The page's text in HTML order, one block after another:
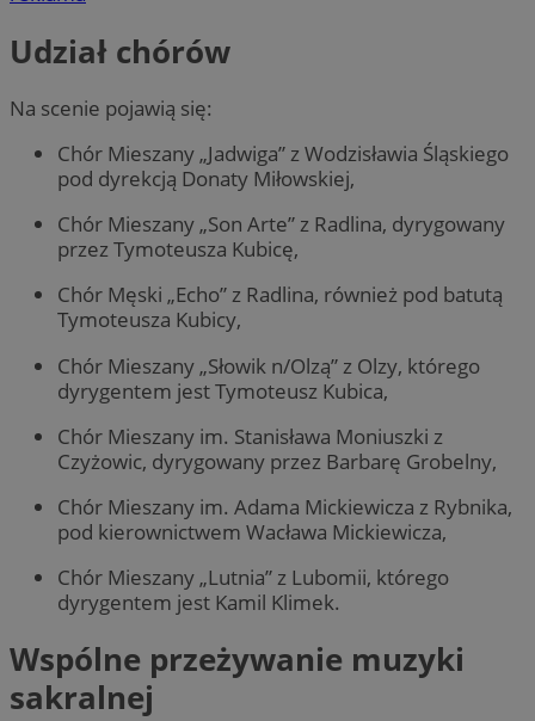
Udział chórów
Na scenie pojawią się:
Chór Mieszany „Jadwiga” z Wodzisławia Śląskiego
pod dyrekcją Donaty Miłowskiej,
Chór Mieszany „Son Arte” z Radlina, dyrygowany
przez Tymoteusza Kubicę,
Chór Męski „Echo” z Radlina, również pod batutą
Tymoteusza Kubicy,
Chór Mieszany „Słowik n/Olzą” z Olzy, którego
dyrygentem jest Tymoteusz Kubica,
Chór Mieszany im. Stanisława Moniuszki z
Czyżowic, dyrygowany przez Barbarę Grobelny,
Chór Mieszany im. Adama Mickiewicza z Rybnika,
pod kierownictwem Wacława Mickiewicza,
Chór Mieszany „Lutnia” z Lubomii, którego
dyrygentem jest Kamil Klimek.
Wspólne przeżywanie muzyki
sakralnej